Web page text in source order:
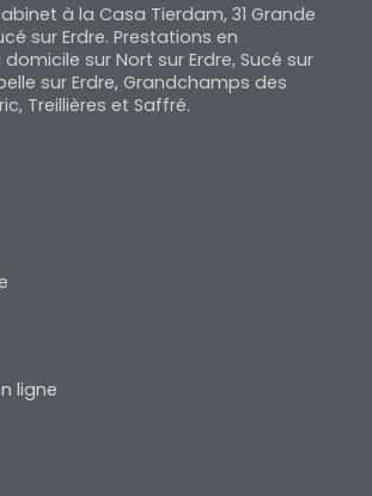
à la Casa Tierdam, 31 Grande
sur Erdre. Prestations en
sur Nort sur Erdre, Sucé sur
sur Erdre, Grandchamps des
Treillières et Saffré.
ligne